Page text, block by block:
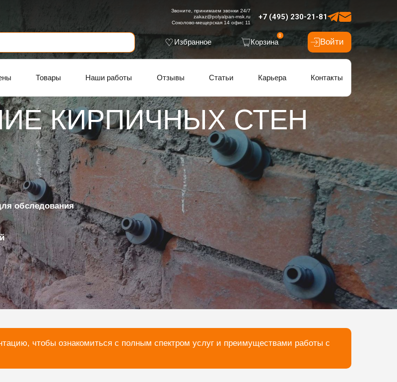
+7 (495) 230-21-81
Звоните, принимаем звонки 24/7
zakaz@polyalpan-msk.ru
Соколово-мещерская 14 офис 11
Избранное Корзина
0
Войти
Товары Наши работы Отзывы Статьи Карьера Контакты
КИРПИЧНЫХ СТЕН
обследования
чтобы ознакомиться с полным спектром услуг и преимуществами работы с